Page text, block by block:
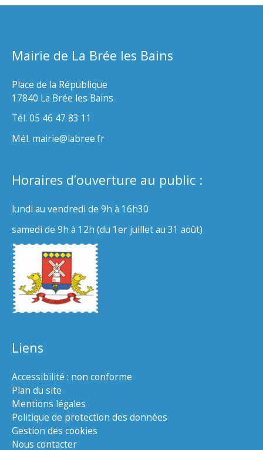
Mairie de La Brée les Bains
Place de la République
17840 La Brée les Bains
Tél. 05 46 47 83 11
Mél. mairie@labree.fr
Horaires d’ouverture au public :
lundi au vendredi de 9h à 16h30
samedi de 9h à 12h (du 1er juillet au 31 août)
Liens
Accessibilité : non conforme
Plan du site
Mentions légales
Politique de protection des données
Gestion des cookies
Nous contacter